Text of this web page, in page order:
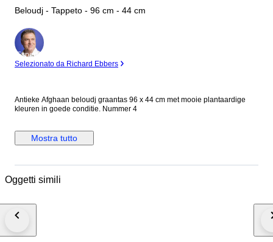
Beloudj - Tappeto - 96 cm - 44 cm
Esperto
Selezionato da Richard Ebbers
Antieke Afghaan beloudj graantas 96 x 44 cm met mooie plantaardige
kleuren in goede conditie. Nummer 4
Mostra tutto
Oggetti simili